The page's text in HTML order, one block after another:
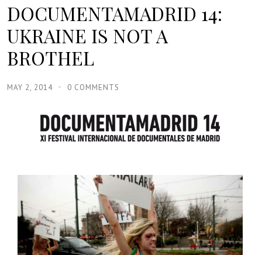
DOCUMENTAMADRID 14:
UKRAINE IS NOT A
BROTHEL
MAY 2, 2014 0 COMMENTS